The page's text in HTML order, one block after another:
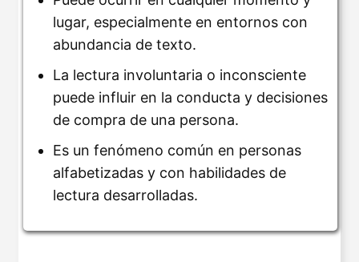
lugar, especialmente en entornos con
abundancia de texto.
La lectura involuntaria o inconsciente
puede influir en la conducta y decisiones
de compra de una persona.
Es un fenómeno común en personas
alfabetizadas y con habilidades de
lectura desarrolladas.